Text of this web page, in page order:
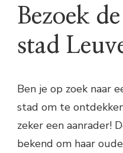
Bezoek
stad
Ben je op zoek naar
stad om te
zeker een aanrader!
bekend om haar